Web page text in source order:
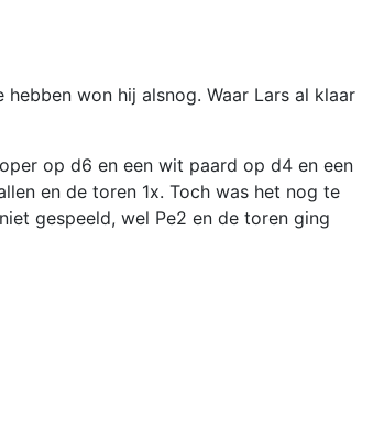
won hij alsnog. Waar Lars al klaar
op d6 en een wit paard op d4 en een
en de toren 1x. Toch was het nog te
gespeeld, wel Pe2 en de toren ging